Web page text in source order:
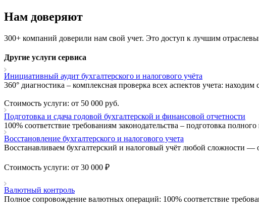
Нам доверяют
300+ компаний доверили нам свой учет. Это доступ к лучшим
Другие услуги сервиса
Инициативный аудит бухгалтерского и налогового учёта
360° диагностика – комплексная проверка всех аспектов учета:
Стоимость услуги: от 50 000 руб.
Подготовка и сдача годовой бухгалтерской и финансовой отчетности
100% соответствие требованиям законодательства – подготовка
Восстановление бухгалтерского и налогового учета
Восстанавливаем бухгалтерский и налоговый учёт любой сложности —
Стоимость услуги: от 30 000 ₽
Валютный контроль
Полное сопровождение валютных операций: 100% соответствие